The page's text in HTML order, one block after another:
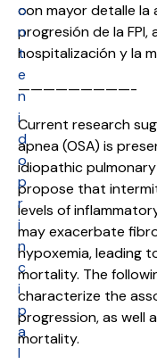
o
n
t
e
n
i
d
o
p
r
i
n
c
i
p
a
l
con mayor detalle la
progresión de la
hospitalización y la
—————————-
Current research
apnea (OSA) is
idiopathic
propose that
levels of
may exacerbate
hypoxemia, leading
mortality. The
characterize the
progression, as well
mortality.